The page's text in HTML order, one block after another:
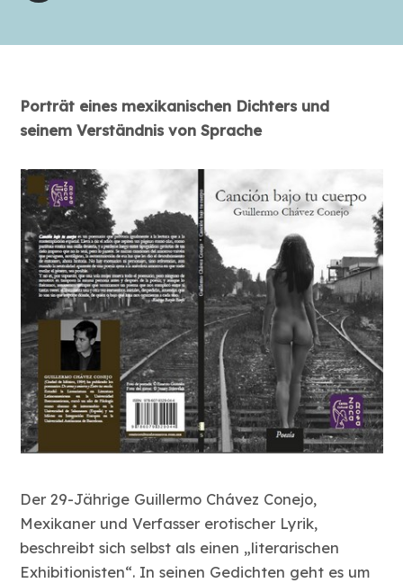
Porträt eines mexikanischen Dichters und
seinem Verständnis von Sprache
Der 29-Jährige Guillermo Chávez Conejo,
Mexikaner und Verfasser erotischer Lyrik,
beschreibt sich selbst als einen „literarischen
Exhibitionisten“. In seinen Gedichten geht es um